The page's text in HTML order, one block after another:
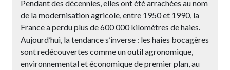
Pendant des décennies, elles ont été arrachées au nom
de la modernisation agricole, entre 1950 et 1990, la
France a perdu plus de 600 000 kilomètres de haies.
Aujourd’hui, la tendance s’inverse : les haies bocagères
sont redécouvertes comme un outil agronomique,
environnemental et économique de premier plan, au